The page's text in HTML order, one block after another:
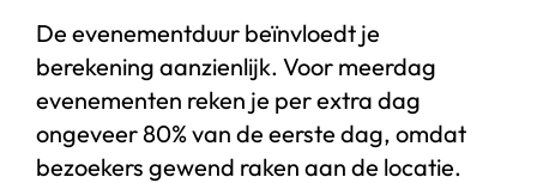
De evenementduur beïnvloedt je
berekening aanzienlijk. Voor meerdag
evenementen reken je per extra dag
ongeveer 80% van de eerste dag, omdat
bezoekers gewend raken aan de locatie.